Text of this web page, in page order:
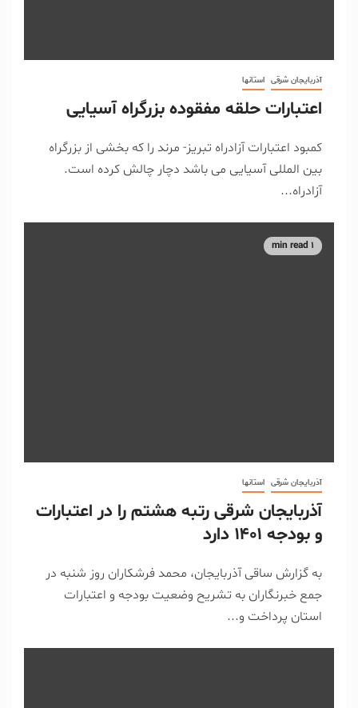
آذربایجان شرقی استانها
اعتبارات حلقه مفقوده بزرگراه آسیایی
کمبود اعتبارات آزادراه تبریز- مرند را که بخشی از بزرگراه
بین المللی آسیایی می باشد دچار چالش کرده است.
آزادراه...
1 min read
آذربایجان شرقی استانها
آذربایجان شرقی رتبه هشتم را در اعتبارات
و بودجه ۱۴۰۱ دارد
به گزارش ساقی آذربایجان، محمد فرشکاران روز شنبه در
جمع خبرنگاران به تشریح وضعیت بودجه و اعتبارات
استان پرداخت و...